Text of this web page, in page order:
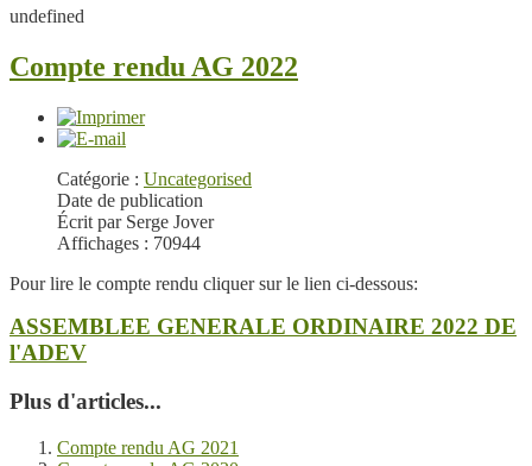
undefined
Compte rendu AG 2022
Catégorie : Uncategorised
Date de publication
Écrit par Serge Jover
Affichages : 70944
Pour lire le compte rendu cliquer sur le lien ci-dessous:
ASSEMBLEE GENERALE ORDINAIRE 2022 DE
l'ADEV
Plus d'articles...
Compte rendu AG 2021